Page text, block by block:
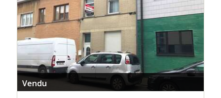
Vendu